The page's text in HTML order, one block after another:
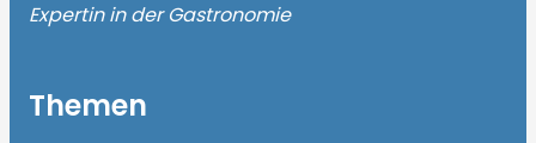
Expertin in der Gastronomie
Themen